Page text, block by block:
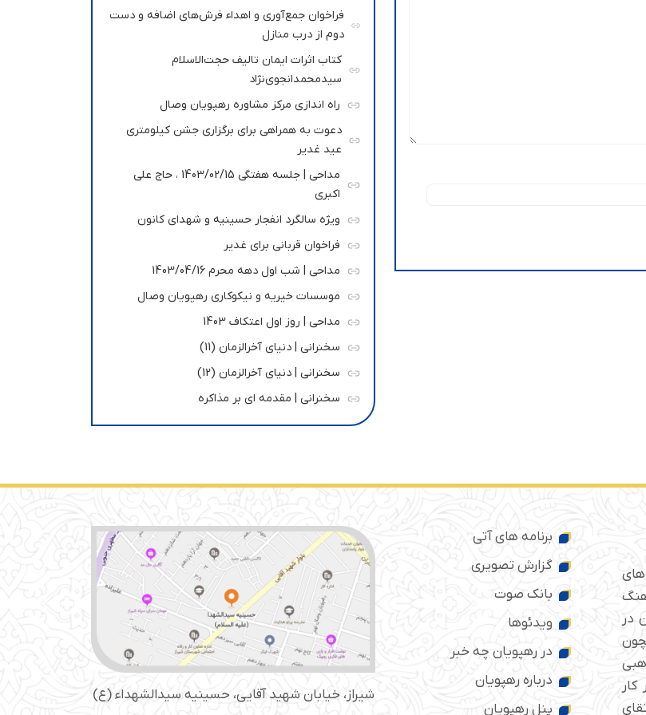
فراخوان جمع‌آوری و اهداء فرش‌های اضافه و دست
دوم از درب منازل
کتاب اثرات ایمان تالیف حجت‌الاسلام
سیدمحمدانجوی‌نژاد
راه اندازی مرکز مشاوره رهپویان وصال
دعوت به همراهی برای برگزاری جشن کیلومتری
عید غدیر
مداحی | جلسه هفتگی 1403/02/15 ، حاج علی
اکبری
ویژه سالگرد انفجار حسینیه و شهدای کانون
فراخوان قربانی برای غدیر
مداحی | شب اول دهه محرم 1403/04/16
موسسات خیریه و نیکوکاری رهپویان وصال
مداحی | روز اول اعتکاف 1403
سخنرانی | دنیای آخرالزمان (11)
سخنرانی | دنیای آخرالزمان (12)
سخنرانی | مقدمه ای بر مذاکره
فرهنگ
در
برنامه های آتی
گزارش تصویری
بانک صوت
ویدئوها
در رهپویان چه خبر
درباره رهپویان
پنل رهپویان
شیراز، خیابان شهید آقایی، حسینیه سید‌الشهداء (ع)